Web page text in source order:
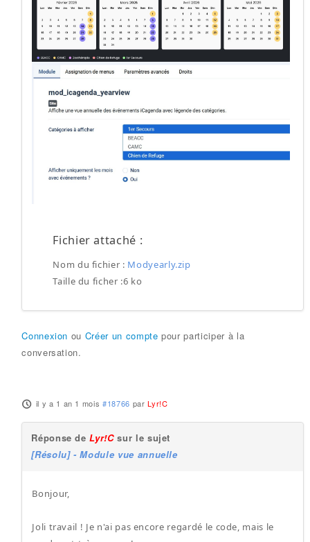
Fichier attaché :
Nom du fichier : Modyearly.zip
Taille du ficher :6 ko
Connexion ou Créer un compte pour participer à la
conversation.
il y a 1 an 1 mois #18766 parLyr!C
Réponse deLyr!Csur le sujet
[Résolu] - Module vue annuelle
Bonjour,
Joli travail ! Je n'ai pas encore regardé le code, mais le